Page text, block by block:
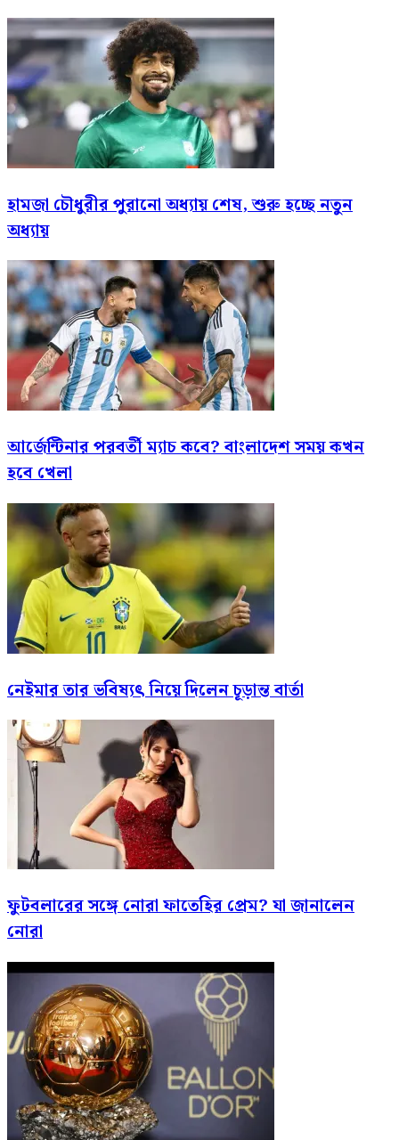
হামজা চৌধুরীর পুরানো অধ্যায় শেষ, শুরু হচ্ছে নতুন
অধ্যায়
আর্জেন্টিনার পরবর্তী ম্যাচ কবে? বাংলাদেশ সময় কখন
হবে খেলা
নেইমার তার ভবিষ্যৎ নিয়ে দিলেন চূড়ান্ত বার্তা
ফুটবলারের সঙ্গে নোরা ফাতেহির প্রেম? যা জানালেন
নোরা